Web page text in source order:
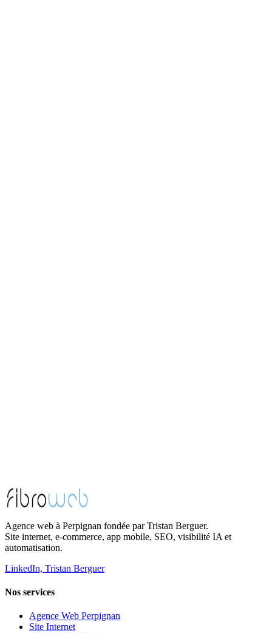
Agence web à Perpignan fondée par Tristan Berguer.
Site internet, e-commerce, app mobile, SEO, visibilité IA et
automatisation.
LinkedIn, Tristan Berguer
Nos services
Agence Web Perpignan
Site Internet